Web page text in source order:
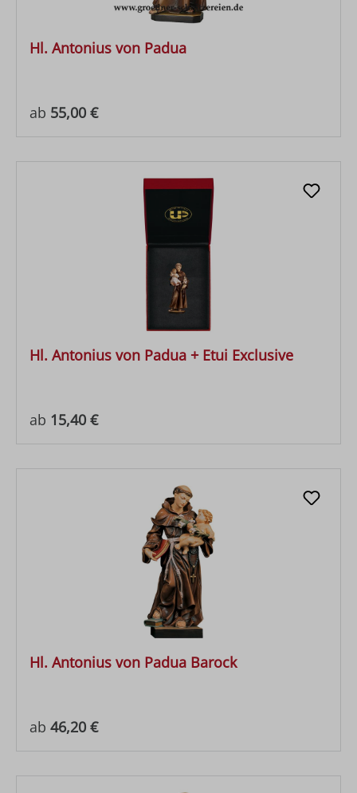
Hl. Antonius von Padua
Regulärer Preis:
ab 55,00 €
Hl. Antonius von Padua + Etui Exclusive
Regulärer Preis:
ab 15,40 €
Hl. Antonius von Padua Barock
Regulärer Preis:
ab 46,20 €